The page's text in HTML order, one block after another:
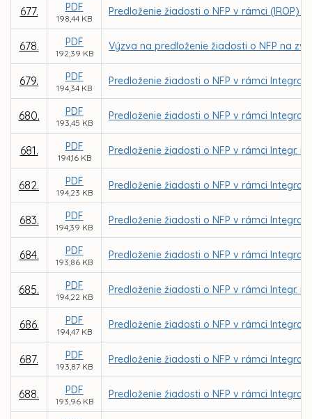
677. PDF
198,44 KB
Predloženie žiadosti o NFP v rámci (IROP)
678. PDF
192,39 KB
Výzva na predloženie žiadosti o NFP na
679. PDF
194,34 KB
Predloženie žiadosti o NFP v rámci
680. PDF
193,45 KB
Predloženie žiadosti o NFP v rámci
681. PDF
194,16 KB
Predloženie žiadosti o NFP v rámci Integr.
682. PDF
194,23 KB
Predloženie žiadosti o NFP v rámci
683. PDF
194,39 KB
Predloženie žiadosti o NFP v rámci
684. PDF
193,86 KB
Predloženie žiadosti o NFP v rámci
685. PDF
194,22 KB
Predloženie žiadosti o NFP v rámci Integr.
686. PDF
194,47 KB
Predloženie žiadosti o NFP v rámci
687. PDF
193,87 KB
Predloženie žiadosti o NFP v rámci
688. PDF
193,96 KB
Predloženie žiadosti o NFP v rámci